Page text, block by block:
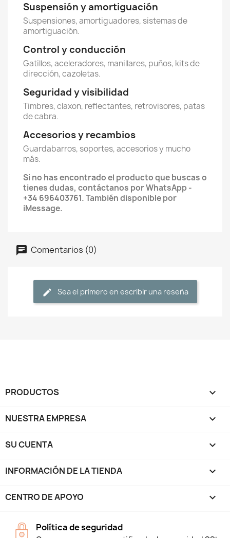
Suspensión y amortiguación
Suspensiones, amortiguadores, sistemas de
amortiguación.
Control y conducción
Gatillos, aceleradores, manillares, puños, kits de
dirección, cazoletas.
Seguridad y visibilidad
Timbres, claxon, reflectantes, retrovisores, patas
de cabra.
Accesorios y recambios
Guardabarros, soportes, accesorios y mucho
más.
Si no has encontrado el producto que buscas o
tienes dudas, contáctanos por WhatsApp -
+34 696403761. También disponible por
iMessage.
Comentarios (0)
Sea el primero en escribir una reseña
PRODUCTOS 
NUESTRA EMPRESA 
SU CUENTA 
INFORMACIÓN DE LA TIENDA keyboard_arrow_down
CENTRO DE APOYO 
Política de seguridad